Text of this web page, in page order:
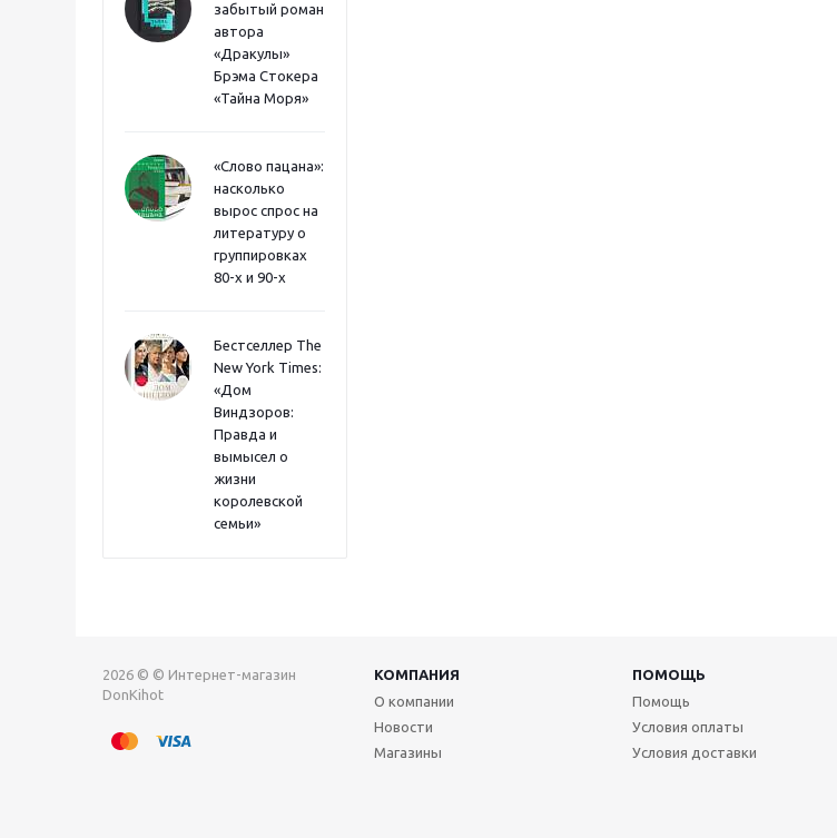
забытый роман
автора
«Дракулы»
Брэма Стокера
«Тайна Моря»
«Слово пацана»:
насколько
вырос спрос на
литературу о
группировках
80-х и 90-х
Бестселлер The
New York Times:
«Дом
Виндзоров:
Правда и
вымысел о
жизни
королевской
семьи»
2026 © © Интернет-магазин
DonKihot
КОМПАНИЯ ПОМОЩЬ
О компании
Новости
Магазины
Помощь
Условия оплаты
Условия доставки